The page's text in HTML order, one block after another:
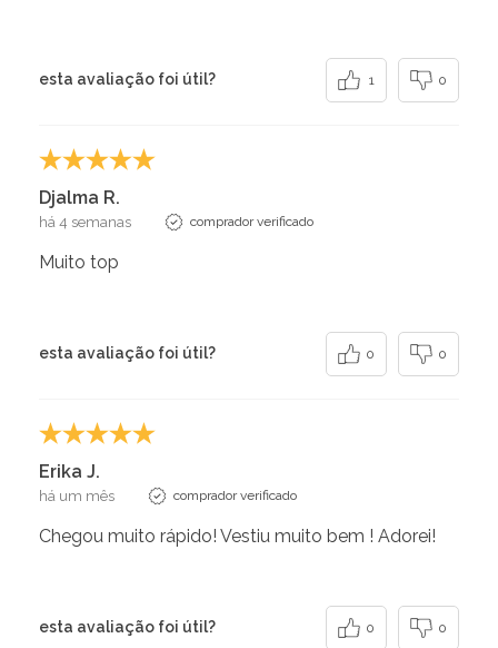
esta avaliação foi útil? 1 0
Djalma R.
há 4 semanas comprador verificado
Muito top
esta avaliação foi útil? 0 0
Erika J.
há um mês comprador verificado
Chegou muito rápido! Vestiu muito bem ! Adorei!
esta avaliação foi útil? 0 0